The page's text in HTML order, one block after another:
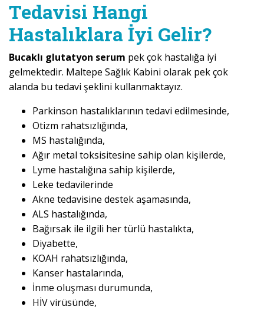
Tedavisi Hangi
Hastalıklara İyi Gelir?
Bucaklı glutatyon serum pek çok hastalığa iyi
gelmektedir. Maltepe Sağlık Kabini olarak pek çok
alanda bu tedavi şeklini kullanmaktayız.
Parkinson hastalıklarının tedavi edilmesinde,
Otizm rahatsızlığında,
MS hastalığında,
Ağır metal toksisitesine sahip olan kişilerde,
Lyme hastalığına sahip kişilerde,
Leke tedavilerinde
Akne tedavisine destek aşamasında,
ALS hastalığında,
Bağırsak ile ilgili her türlü hastalıkta,
Diyabette,
KOAH rahatsızlığında,
Kanser hastalarında,
İnme oluşması durumunda,
HİV virüsünde,